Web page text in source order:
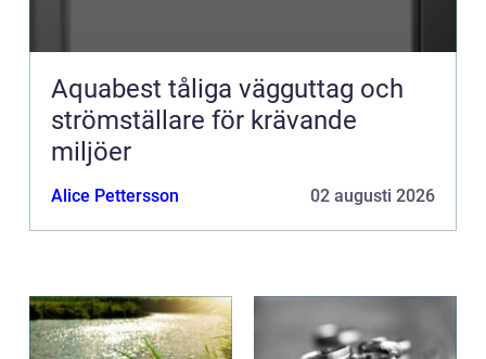
Aquabest tåliga vägguttag och
strömställare för krävande
miljöer
Alice Pettersson 02 augusti 2026